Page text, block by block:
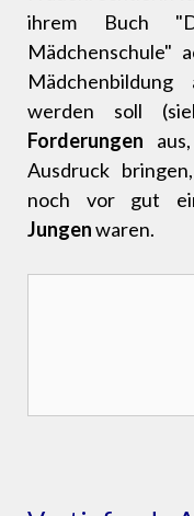
ihrem Buch
Mädchenschule"
werden soll
Forderungen
Ausdruck
noch vor gut
Jungenwaren.